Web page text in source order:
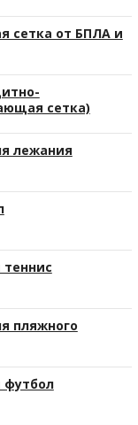
сетка от БПЛА и
сетка)
лежания
пляжного